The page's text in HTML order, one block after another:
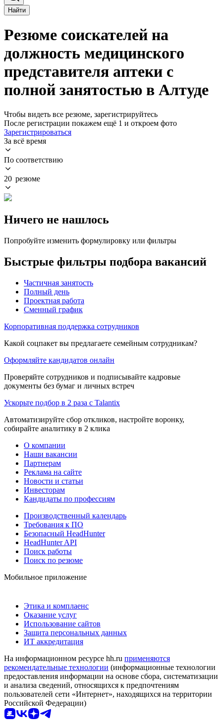
Найти
Резюме соискателей на
должность медицинского
представителя аптеки с
полной занятостью в Алтуде
Чтобы видеть все резюме, зарегистрируйтесь
После регистрации покажем ещё 1 и откроем фото
Зарегистрироваться
За всё время
По соответствию
20 резюме
Ничего не нашлось
Попробуйте изменить формулировку или фильтры
Быстрые фильтры подбора вакансий
Частичная занятость
Полный день
Проектная работа
Сменный график
Корпоративная поддержка сотрудников
Какой соцпакет вы предлагаете семейным сотрудникам?
Оформляйте кандидатов онлайн
Проверяйте сотрудников и подписывайте кадровые
документы без бумаг и личных встреч
Ускорьте подбор в 2 раза с Talantix
Автоматизируйте сбор откликов, настройте воронку,
собирайте аналитику в 2 клика
О компании
Наши вакансии
Партнерам
Реклама на сайте
Новости и статьи
Инвесторам
Кандидаты по профессиям
Производственный календарь
Требования к ПО
Безопасный HeadHunter
HeadHunter API
Поиск работы
Поиск по резюме
Мобильное приложение
Этика и комплаенс
Оказание услуг
Использование сайтов
Защита персональных данных
ИТ аккредитация
На информационном ресурсе hh.ru применяются
рекомендательные технологии (информационные технологии
предоставления информации на основе сбора, систематизации
и анализа сведений, относящихся к предпочтениям
пользователей сети «Интернет», находящихся на территории
Российской Федерации)